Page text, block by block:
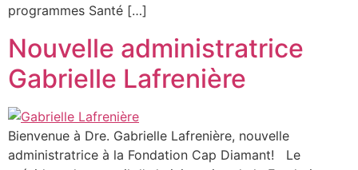
programmes Santé […]
Nouvelle administratrice
Gabrielle Lafrenière
Bienvenue à Dre. Gabrielle Lafrenière, nouvelle
administratrice à la Fondation Cap Diamant! Le